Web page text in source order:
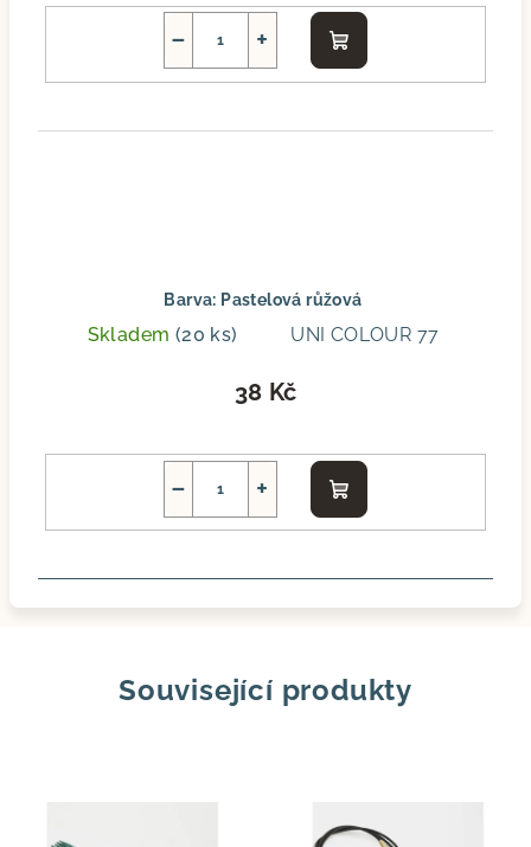
+
−
Do
košíku
Barva: Pastelová růžová
Skladem (20 ks) UNI COLOUR 77
38 Kč
+
−
Do
košíku
Související produkty